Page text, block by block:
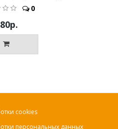
0
cookies
персональных данных